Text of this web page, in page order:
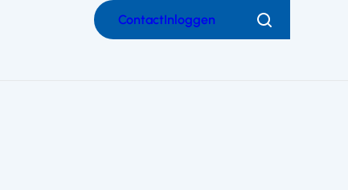
ContactInloggen Zoeken